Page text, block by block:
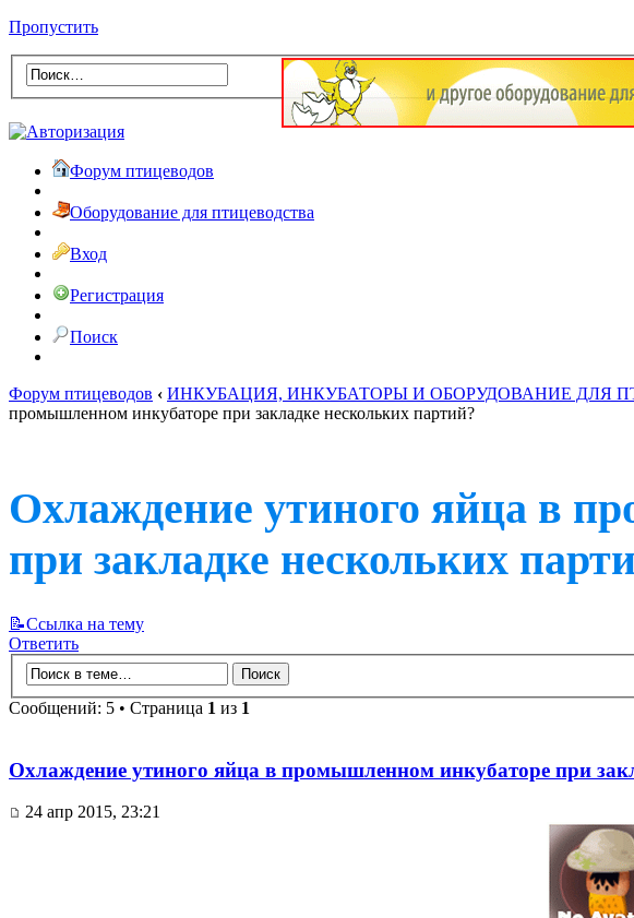
Пропустить
Форум птицеводов
Оборудование для птицеводства
Вход
Регистрация
Поиск
Форум птицеводов ‹ ИНКУБАЦИЯ, ИНКУБАТОРЫ И ОБОРУДОВАНИЕ ДЛЯ
промышленном инкубаторе при закладке нескольких партий?
Охлаждение утиного яйца в
при закладке нескольких
📝Ссылка на тему
Ответить
Сообщений: 5 • Страница 1 из 1
Охлаждение утиного яйца в промышленном инкубаторе при
24 апр 2015, 23:21